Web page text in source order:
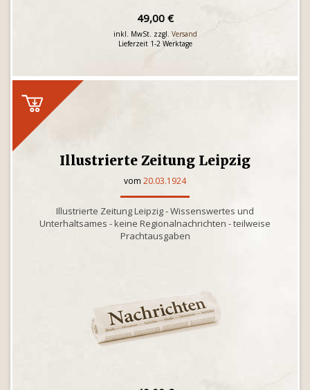
49,00 €
inkl. MwSt. zzgl. Versand
Lieferzeit 1-2 Werktage
Illustrierte Zeitung Leipzig
vom 20.03.1924
Illustrierte Zeitung Leipzig - Wissenswertes und
Unterhaltsames - keine Regionalnachrichten - teilweise
Prachtausgaben